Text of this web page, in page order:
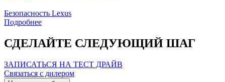
Безопасность Lexus
Подробнее
СДЕЛАЙТЕ СЛЕДУЮЩИЙ ШАГ
ЗАПИСАТЬСЯ НА ТЕСТ ДРАЙВ
Связаться с дилером